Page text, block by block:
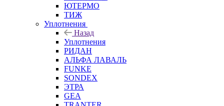
ЮТЕРМО
ТИЖ
Уплотнения
Назад
Уплотнения
РИДАН
АЛЬФА ЛАВАЛЬ
FUNKE
SONDEX
ЭТРА
GEA